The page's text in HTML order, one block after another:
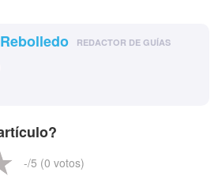
REDACTOR DE GUÍAS
-/5 (0 votos)